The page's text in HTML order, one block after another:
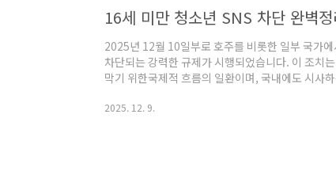
16세 미만 청소년 SNS 차단 완벽
2025년 12월 10일부로 호주를 비롯한 일부 국가
차단되는 강력한 규제가 시행되었습니다. 이 조치
막기 위한국제적 흐름의 일환이며, 국내에도 시사
석하고,부모 및 보호자가 취해야 할 4단계의 대비
2025. 12. 9.